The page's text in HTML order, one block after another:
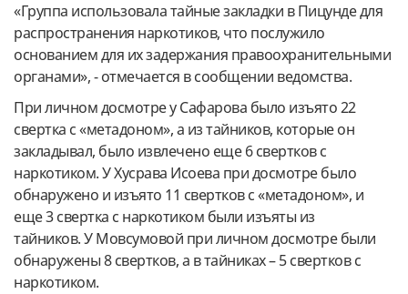
«Группа использовала тайные закладки в Пицунде для
распространения наркотиков, что послужило
основанием для их задержания правоохранительными
органами», - отмечается в сообщении ведомства.
При личном досмотре у Сафарова было изъято 22
свертка с «метадоном», а из тайников, которые он
закладывал, было извлечено еще 6 свертков с
наркотиком. У Хусрава Исоева при досмотре было
обнаружено и изъято 11 свертков с «метадоном», и
еще 3 свертка с наркотиком были изъяты из
тайников. У Мовсумовой при личном досмотре были
обнаружены 8 свертков, а в тайниках – 5 свертков с
наркотиком.